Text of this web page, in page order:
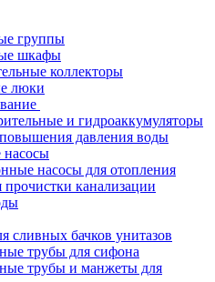
группы
шкафы
коллекторы
люки
и гидроаккумуляторы
давления воды
насосы
насосы для отопления
канализации
сливных бачков унитазов
трубы для сифона
трубы и манжеты для